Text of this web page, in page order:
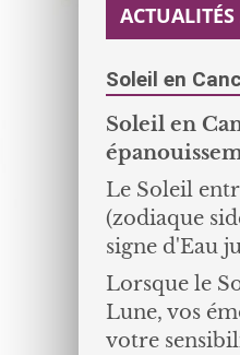
Soleil en
Soleil en
Le Soleil
(zodiaque
signe d'Eau
Lorsque le
Lune, vos
votre